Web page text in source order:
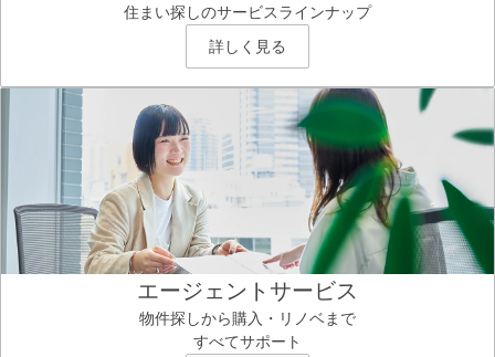
住まい探しのサービスラインナップ
詳しく見る
エージェントサービス
物件探しから購入・リノベまで
すべてサポート